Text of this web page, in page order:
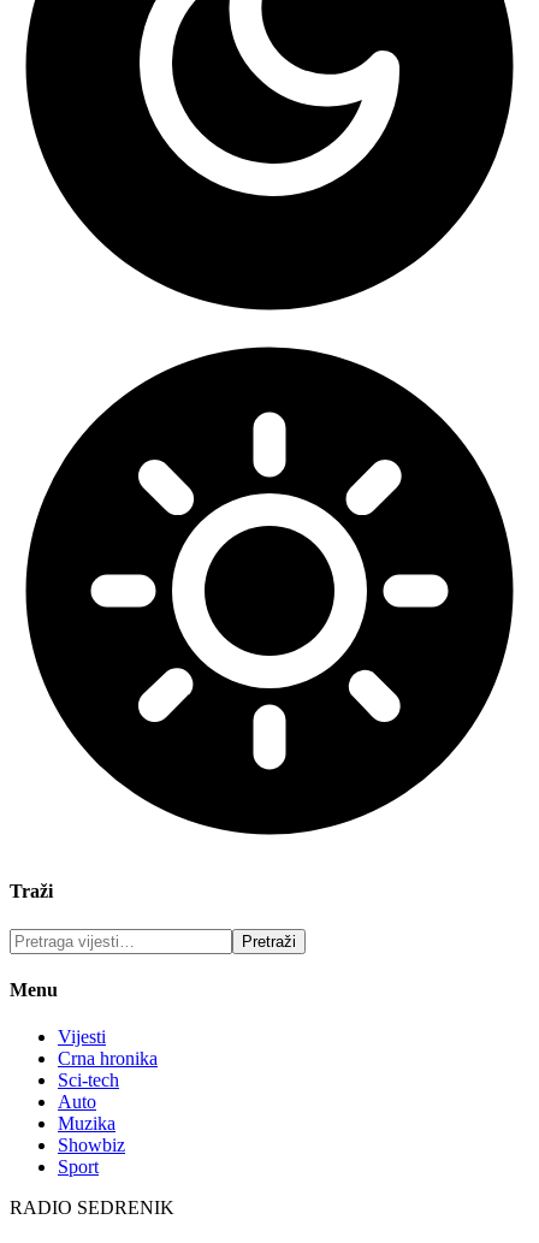
Traži
Menu
Vijesti
Crna hronika
Sci-tech
Auto
Muzika
Showbiz
Sport
RADIO SEDRENIK